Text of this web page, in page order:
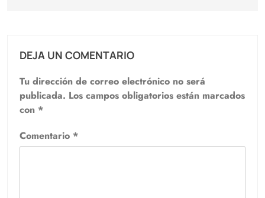
DEJA UN COMENTARIO
Tu dirección de correo electrónico no será
publicada. Los campos obligatorios están marcados
con *
Comentario *